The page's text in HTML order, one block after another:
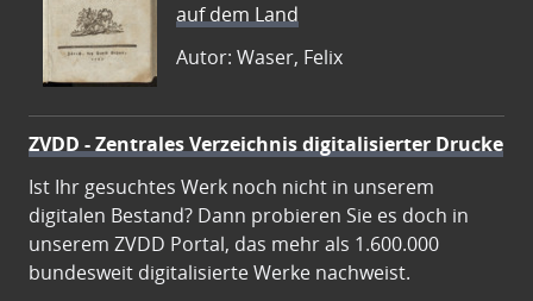
auf dem Land
Autor: Waser, Felix
ZVDD - Zentrales Verzeichnis digitalisierter Drucke
Ist Ihr gesuchtes Werk noch nicht in unserem
digitalen Bestand? Dann probieren Sie es doch in
unserem ZVDD Portal, das mehr als 1.600.000
bundesweit digitalisierte Werke nachweist.